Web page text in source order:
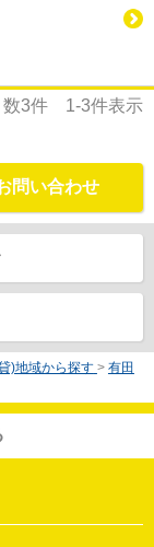
3件 1-3件表示
問い合わせ
)地域から探す > 有田